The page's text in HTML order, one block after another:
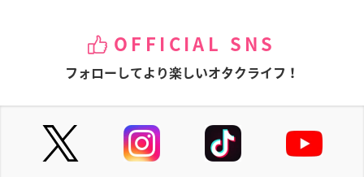
OFFICIAL SNS
フォローしてより楽しいオタクライフ！